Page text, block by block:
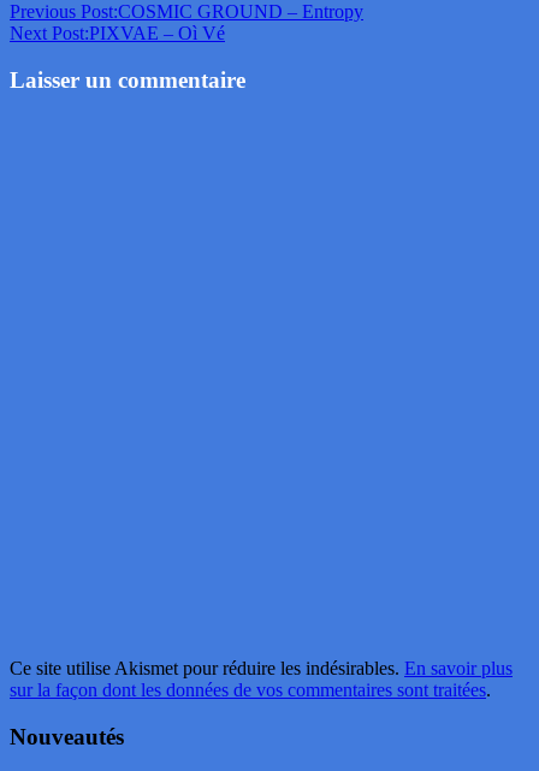
Previous Post:COSMIC GROUND – Entropy
Next Post:PIXVAE – Oì Vé
Laisser un commentaire
Ce site utilise Akismet pour réduire les indésirables. En savoir plus
sur la façon dont les données de vos commentaires sont traitées.
Nouveautés